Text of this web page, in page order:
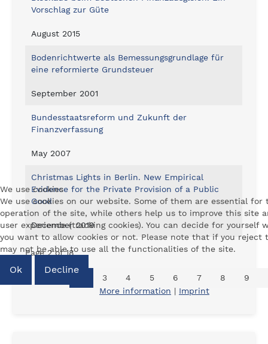
Vorschlag zur Güte
August 2015
Bodenrichtwerte als Bemessungsgrundlage für
eine reformierte Grundsteuer
September 2001
Bundesstaatsreform und Zukunft der
Finanzverfassung
May 2007
Christmas Lights in Berlin. New Empirical
Evidence for the Private Provision of a Public
Good
December 2019
Page 2 of 18
3 4 5 6 7 8 9
We use cookies
We use cookies on our website. Some of them are essential for
operation of the site, while others help us to improve this site
user experience (tracking cookies). You can decide for yourself
you want to allow cookies or not. Please note that if you reject
may not be able to use all the functionalities of the site.
Ok Decline
More information | Imprint